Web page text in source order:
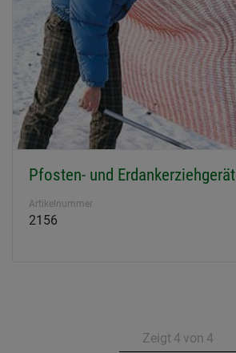
Pfosten- und Erdankerziehgerät
Artikelnummer
2156
Zeigt 4 von 4